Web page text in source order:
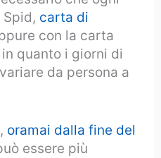
carta di
con la carta
quanto i giorni di
da persona a
oramai dalla fine del
essere più